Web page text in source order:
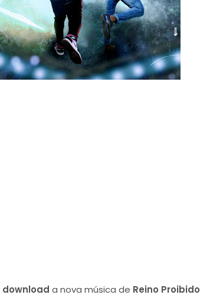
download a nova música de Reino Proibido